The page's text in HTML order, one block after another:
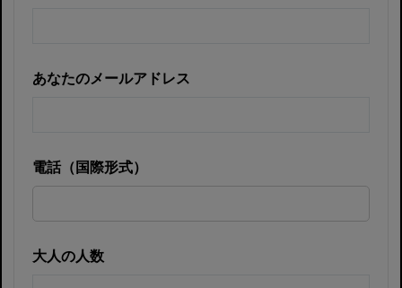
あなたのメールアドレス
電話（国際形式）
大人の人数